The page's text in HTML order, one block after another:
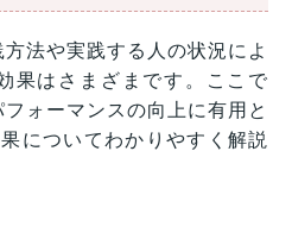
法や実践する人の状況によ
果はさまざまです。ここで
ォーマンスの向上に有用と
についてわかりやすく解説